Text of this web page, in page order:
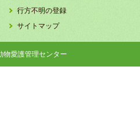
行方不明の登録
サイトマップ
愛護管理センター